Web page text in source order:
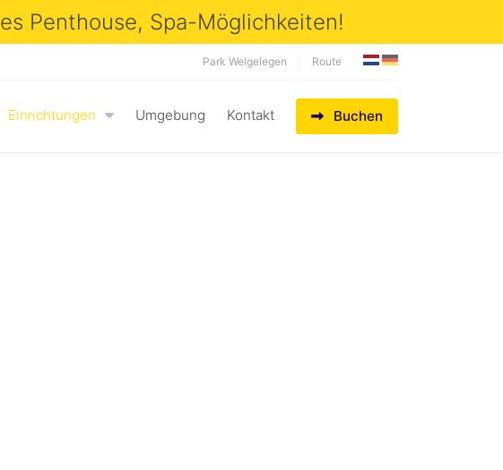
Penthouse, Spa-Möglichkeiten!
Park Welgelegen Route
Einrichtungen Umgebung Kontakt Buchen